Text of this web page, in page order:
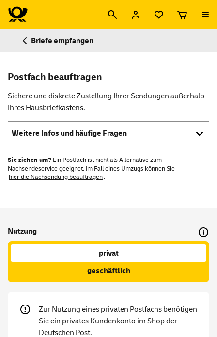
Briefe empfangen
Postfach beauftragen
Sichere und diskrete Zustellung Ihrer Sendungen außerhalb
Ihres Hausbriefkastens.
Weitere Infos und häufige Fragen
Sie ziehen um? Ein Postfach ist nicht als Alternative zum
Nachsendeservice geeignet. Im Fall eines Umzugs können Sie
hier die Nachsendung beauftragen.
Nutzung
privat
geschäftlich
Zur Nutzung eines privaten Postfachs benötigen
Sie ein privates Kundenkonto im Shop der
Deutschen Post.